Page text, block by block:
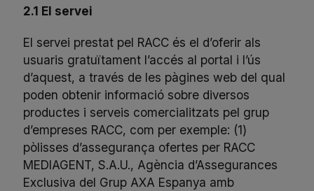
2.1 El servei
El servei prestat pel RACC és el d’oferir als
usuaris gratuïtament l’accés al portal i l’ús
d’aquest, a través de les pàgines web del qual
poden obtenir informació sobre diversos
productes i serveis comercialitzats pel grup
d’empreses RACC, com per exemple: (1)
pòlisses d’assegurança ofertes per RACC
MEDIAGENT, S.A.U., Agència d’Assegurances
Exclusiva del Grup AXA Espanya amb